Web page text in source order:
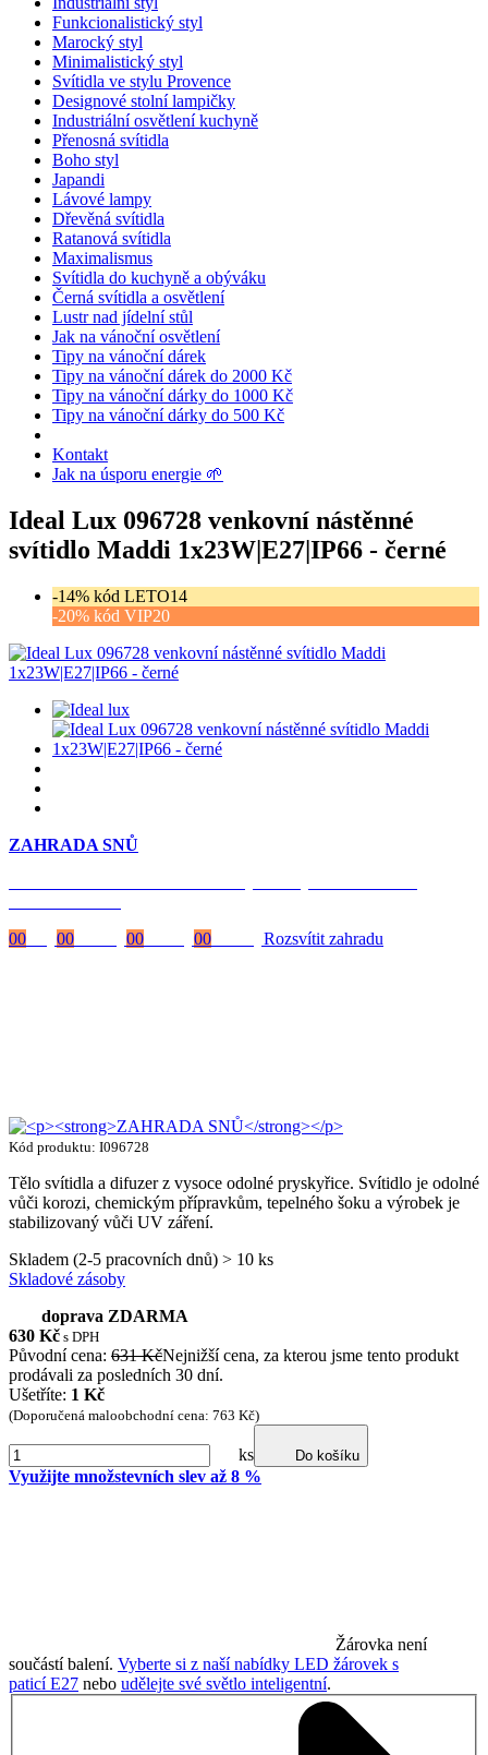
Funkcionalistický styl
Marocký styl
Minimalistický styl
Svítidla ve stylu Provence
Designové stolní lampičky
Industriální osvětlení kuchyně
Přenosná svítidla
Boho styl
Japandi
Lávové lampy
Dřevěná svítidla
Ratanová svítidla
Maximalismus
Svítidla do kuchyně a obýváku
Černá svítidla a osvětlení
Lustr nad jídelní stůl
Jak na vánoční osvětlení
Tipy na vánoční dárek
Tipy na vánoční dárek do 2000 Kč
Tipy na vánoční dárky do 1000 Kč
Tipy na vánoční dárky do 500 Kč
Kontakt
Jak na úsporu energie 🌱
Ideal Lux 096728 venkovní nástěnné
svítidlo Maddi 1x23W|E27|IP66 - černé
-14% kód LETO14
-20% kód VIP20
ZAHRADA SNŮ
00
00 00 00 Rozsvítit zahradu
Kód produktu: I096728
Tělo svítidla a difuzer z vysoce odolné pryskyřice. Svítidlo je odolné
vůči korozi, chemickým přípravkům, tepelného šoku a výrobek je
stabilizovaný vůči UV záření.
Skladem (2-5 pracovních dnů) > 10 ks
Skladové zásoby
doprava ZDARMA
630 Kč s DPH
Původní cena: 631 KčNejnižší cena, za kterou jsme tento produkt
prodávali za posledních 30 dní.
Ušetříte: 1 Kč
(Doporučená maloobchodní cena: 763 Kč)
ks Do košíku
Využijte množstevních slev až 8 %
Žárovka není
součástí balení. Vyberte si z naší nabídky LED žárovek s
paticí E27 nebo udělejte své světlo inteligentní.